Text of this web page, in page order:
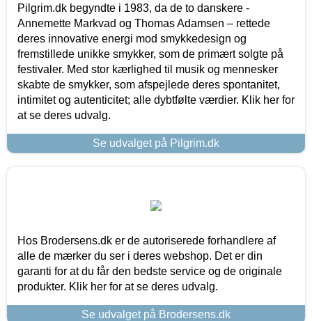
Pilgrim.dk begyndte i 1983, da de to danskere -
Annemette Markvad og Thomas Adamsen – rettede
deres innovative energi mod smykkedesign og
fremstillede unikke smykker, som de primært solgte på
festivaler. Med stor kærlighed til musik og mennesker
skabte de smykker, som afspejlede deres spontanitet,
intimitet og autenticitet; alle dybtfølte værdier. Klik her for
at se deres udvalg.
Se udvalget på Pilgrim.dk
Hos Brodersens.dk er de autoriserede forhandlere af
alle de mærker du ser i deres webshop. Det er din
garanti for at du får den bedste service og de originale
produkter. Klik her for at se deres udvalg.
Se udvalget på Brodersens.dk